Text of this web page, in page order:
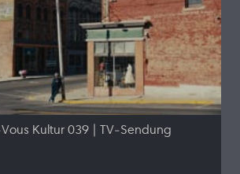
Kultur 039 | TV-Sendung